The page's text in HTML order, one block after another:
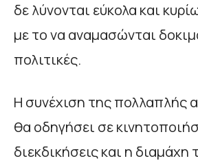
δε λύνονται εύκολα και
με το να αναμασώνται
πολιτικές.
Η συνέχιση της πολλαπλής
θα οδηγήσει σε
διεκδικήσεις και η διαμάχη